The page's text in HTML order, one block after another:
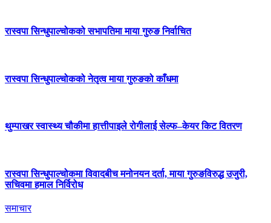
रास्वपा सिन्धुपाल्चोकको सभापतिमा माया गुरुङ निर्वाचित
रास्वपा सिन्धुपाल्चोकको नेतृत्व माया गुरुङको काँधमा
थुम्पाखर स्वास्थ्य चौकीमा हात्तीपाइले रोगीलाई सेल्फ–केयर किट वितरण
रास्वपा सिन्धुपाल्चोकमा विवादबीच मनोनयन दर्ता, माया गुरुङविरुद्ध उजुरी,
सचिवमा हमाल निर्विरोध
समाचार